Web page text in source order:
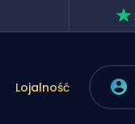
Lojalność